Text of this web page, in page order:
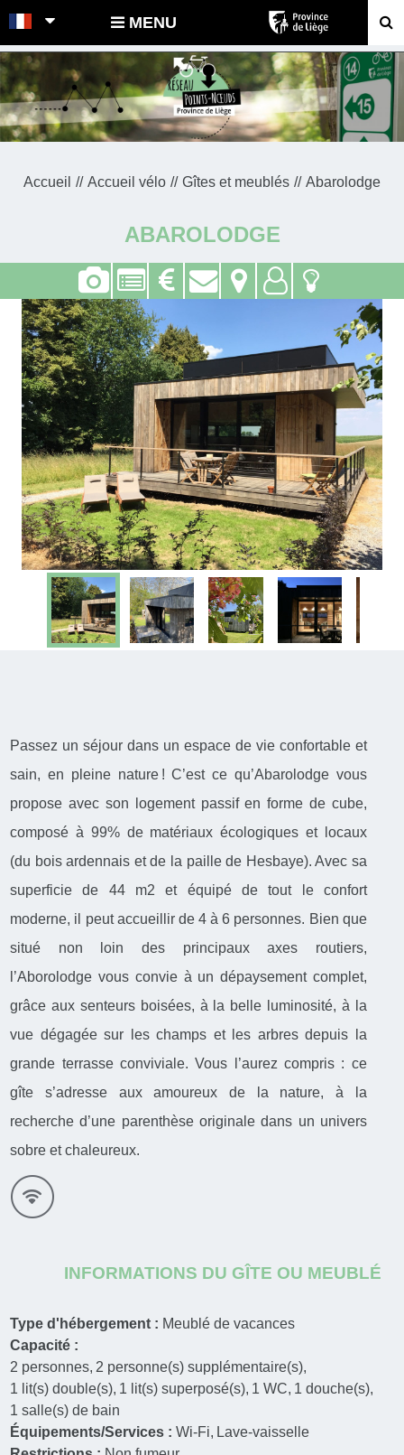
POINTS-NOEUDS MENU
Accueil Accueil vélo Gîtes et meublés Abarolodge
ABAROLODGE
Passez un séjour dans un espace de vie confortable et
sain, en pleine nature ! C’est ce qu’Abarolodge vous
propose avec son logement passif en forme de cube,
composé à 99% de matériaux écologiques et locaux
(du bois ardennais et de la paille de Hesbaye). Avec sa
superficie de 44 m2 et équipé de tout le confort
moderne, il peut accueillir de 4 à 6 personnes. Bien que
situé non loin des principaux axes routiers,
l’Aborolodge vous convie à un dépaysement complet,
grâce aux senteurs boisées, à la belle luminosité, à la
vue dégagée sur les champs et les arbres depuis la
grande terrasse conviviale. Vous l’aurez compris : ce
gîte s’adresse aux amoureux de la nature, à la
recherche d’une parenthèse originale dans un univers
sobre et chaleureux.
INFORMATIONS DU GÎTE OU MEUBLÉ
Type d'hébergement : Meublé de vacances
Capacité :
2 personnes 2 personne(s) supplémentaire(s)
1 lit(s) double(s) 1 lit(s) superposé(s) 1 WC 1 douche(s)
1 salle(s) de bain
Équipements/Services :Wi-Fi
Lave-vaisselle